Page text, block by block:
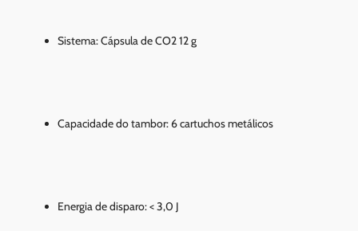
Sistema: Cápsula de CO2 12 g
Capacidade do tambor: 6 cartuchos metálicos
Energia de disparo: < 3,0 J